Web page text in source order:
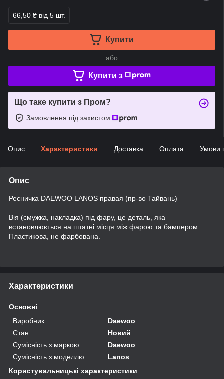
66,50 ₴ від 5 шт.
Купити
або
Купити з
Що таке купити з Пром?
Замовлення під захистом
Опис Характеристики Доставка Оплата Умови
Опис
Ресничка DAEWOO LANOS правая (пр-во Тайвань)
Вія (смужка, накладка) під фару, це деталь, яка
встановлюється на штатні місця між фарою та бампером.
Пластикова, не фарбована.
Характеристики
Основні
Виробник
Daewoo
Стан
Новий
Сумісність з маркою
Daewoo
Сумісність з моделлю
Lanos
Користувальницькі характеристики